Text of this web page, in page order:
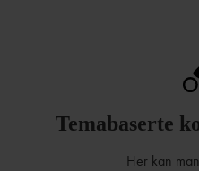
Temabaserte
Her kan